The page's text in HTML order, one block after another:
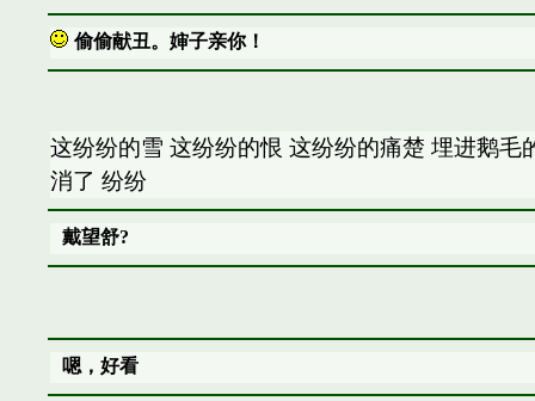
偷偷献丑。婶子亲你！
这纷纷的雪 这纷纷的恨 这纷纷的痛楚 埋进鹅
消了 纷纷
戴望舒?
嗯，好看